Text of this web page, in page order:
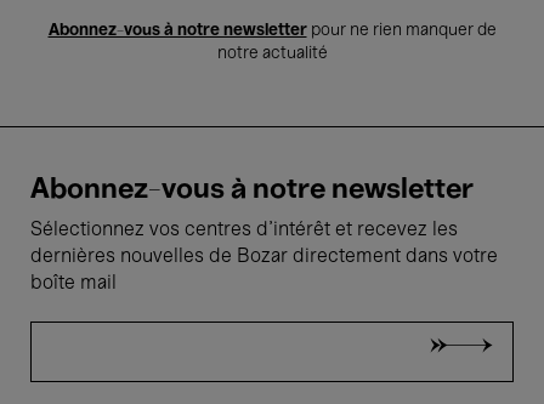
Abonnez-vous à notre newsletterpour ne rien manquer de
notre actualité
Abonnez-vous à notre newsletter
Sélectionnez vos centres d'intérêt et recevez les
dernières nouvelles de Bozar directement dans votre
boîte mail